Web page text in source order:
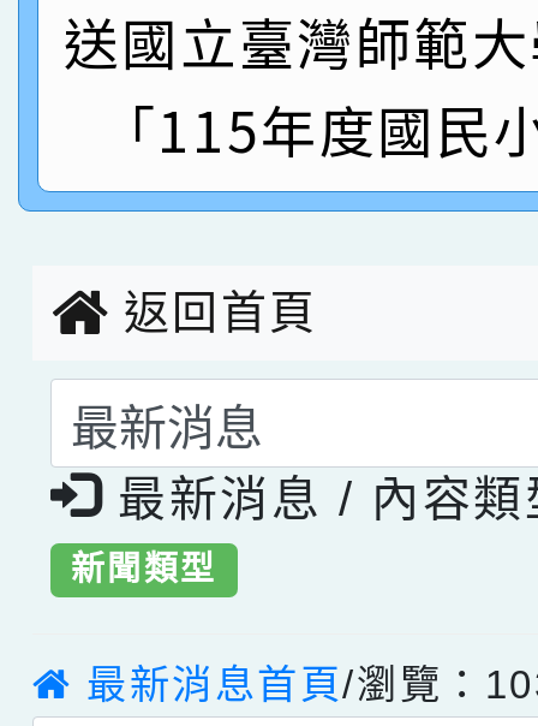
名 指導老師王老師、
園市英語競賽國小朗讀
指導老師林老師
賀！本校參加桃園市中
賽 劉文瑛教師榮獲教
臺灣台語-第二名
賀！本校參與2026世
送國立臺灣師範
「115年度國民
返回首頁
選擇後頁面內容會更
最新消息 / 內容類
新聞類型
最新消息首頁/瀏覽：